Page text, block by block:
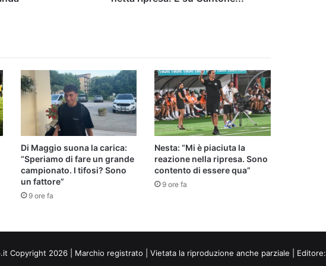
Di Maggio suona la carica:
“Speriamo di fare un grande
campionato. I tifosi? Sono
un fattore”
9 ore fa
Nesta: “Mi è piaciuta la
reazione nella ripresa. Sono
contento di essere qua”
9 ore fa
Copyright 2026 | Marchio registrato | Vietata la riproduzione anche parziale | Editore: